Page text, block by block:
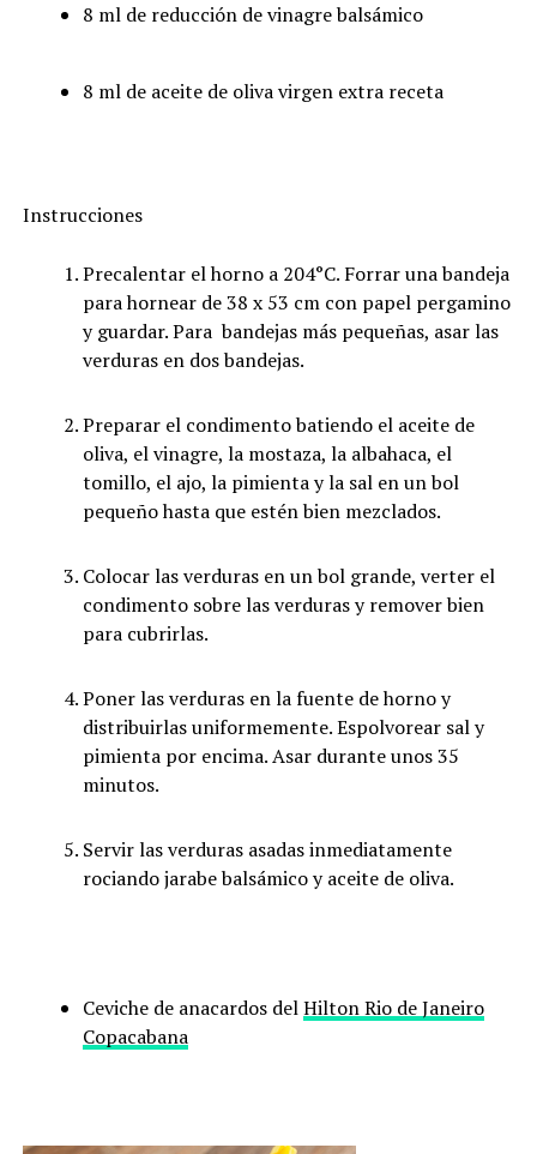
8 ml de reducción de vinagre balsámico
8 ml de aceite de oliva virgen extra receta
Instrucciones
Precalentar el horno a 204°C. Forrar una bandeja
para hornear de 38 x 53 cm con papel pergamino
y guardar. Para bandejas más pequeñas, asar las
verduras en dos bandejas.
Preparar el condimento batiendo el aceite de
oliva, el vinagre, la mostaza, la albahaca, el
tomillo, el ajo, la pimienta y la sal en un bol
pequeño hasta que estén bien mezclados.
Colocar las verduras en un bol grande, verter el
condimento sobre las verduras y remover bien
para cubrirlas.
Poner las verduras en la fuente de horno y
distribuirlas uniformemente. Espolvorear sal y
pimienta por encima. Asar durante unos 35
minutos.
Servir las verduras asadas inmediatamente
rociando jarabe balsámico y aceite de oliva.
Ceviche de anacardos delHilton Rio de Janeiro
Copacabana